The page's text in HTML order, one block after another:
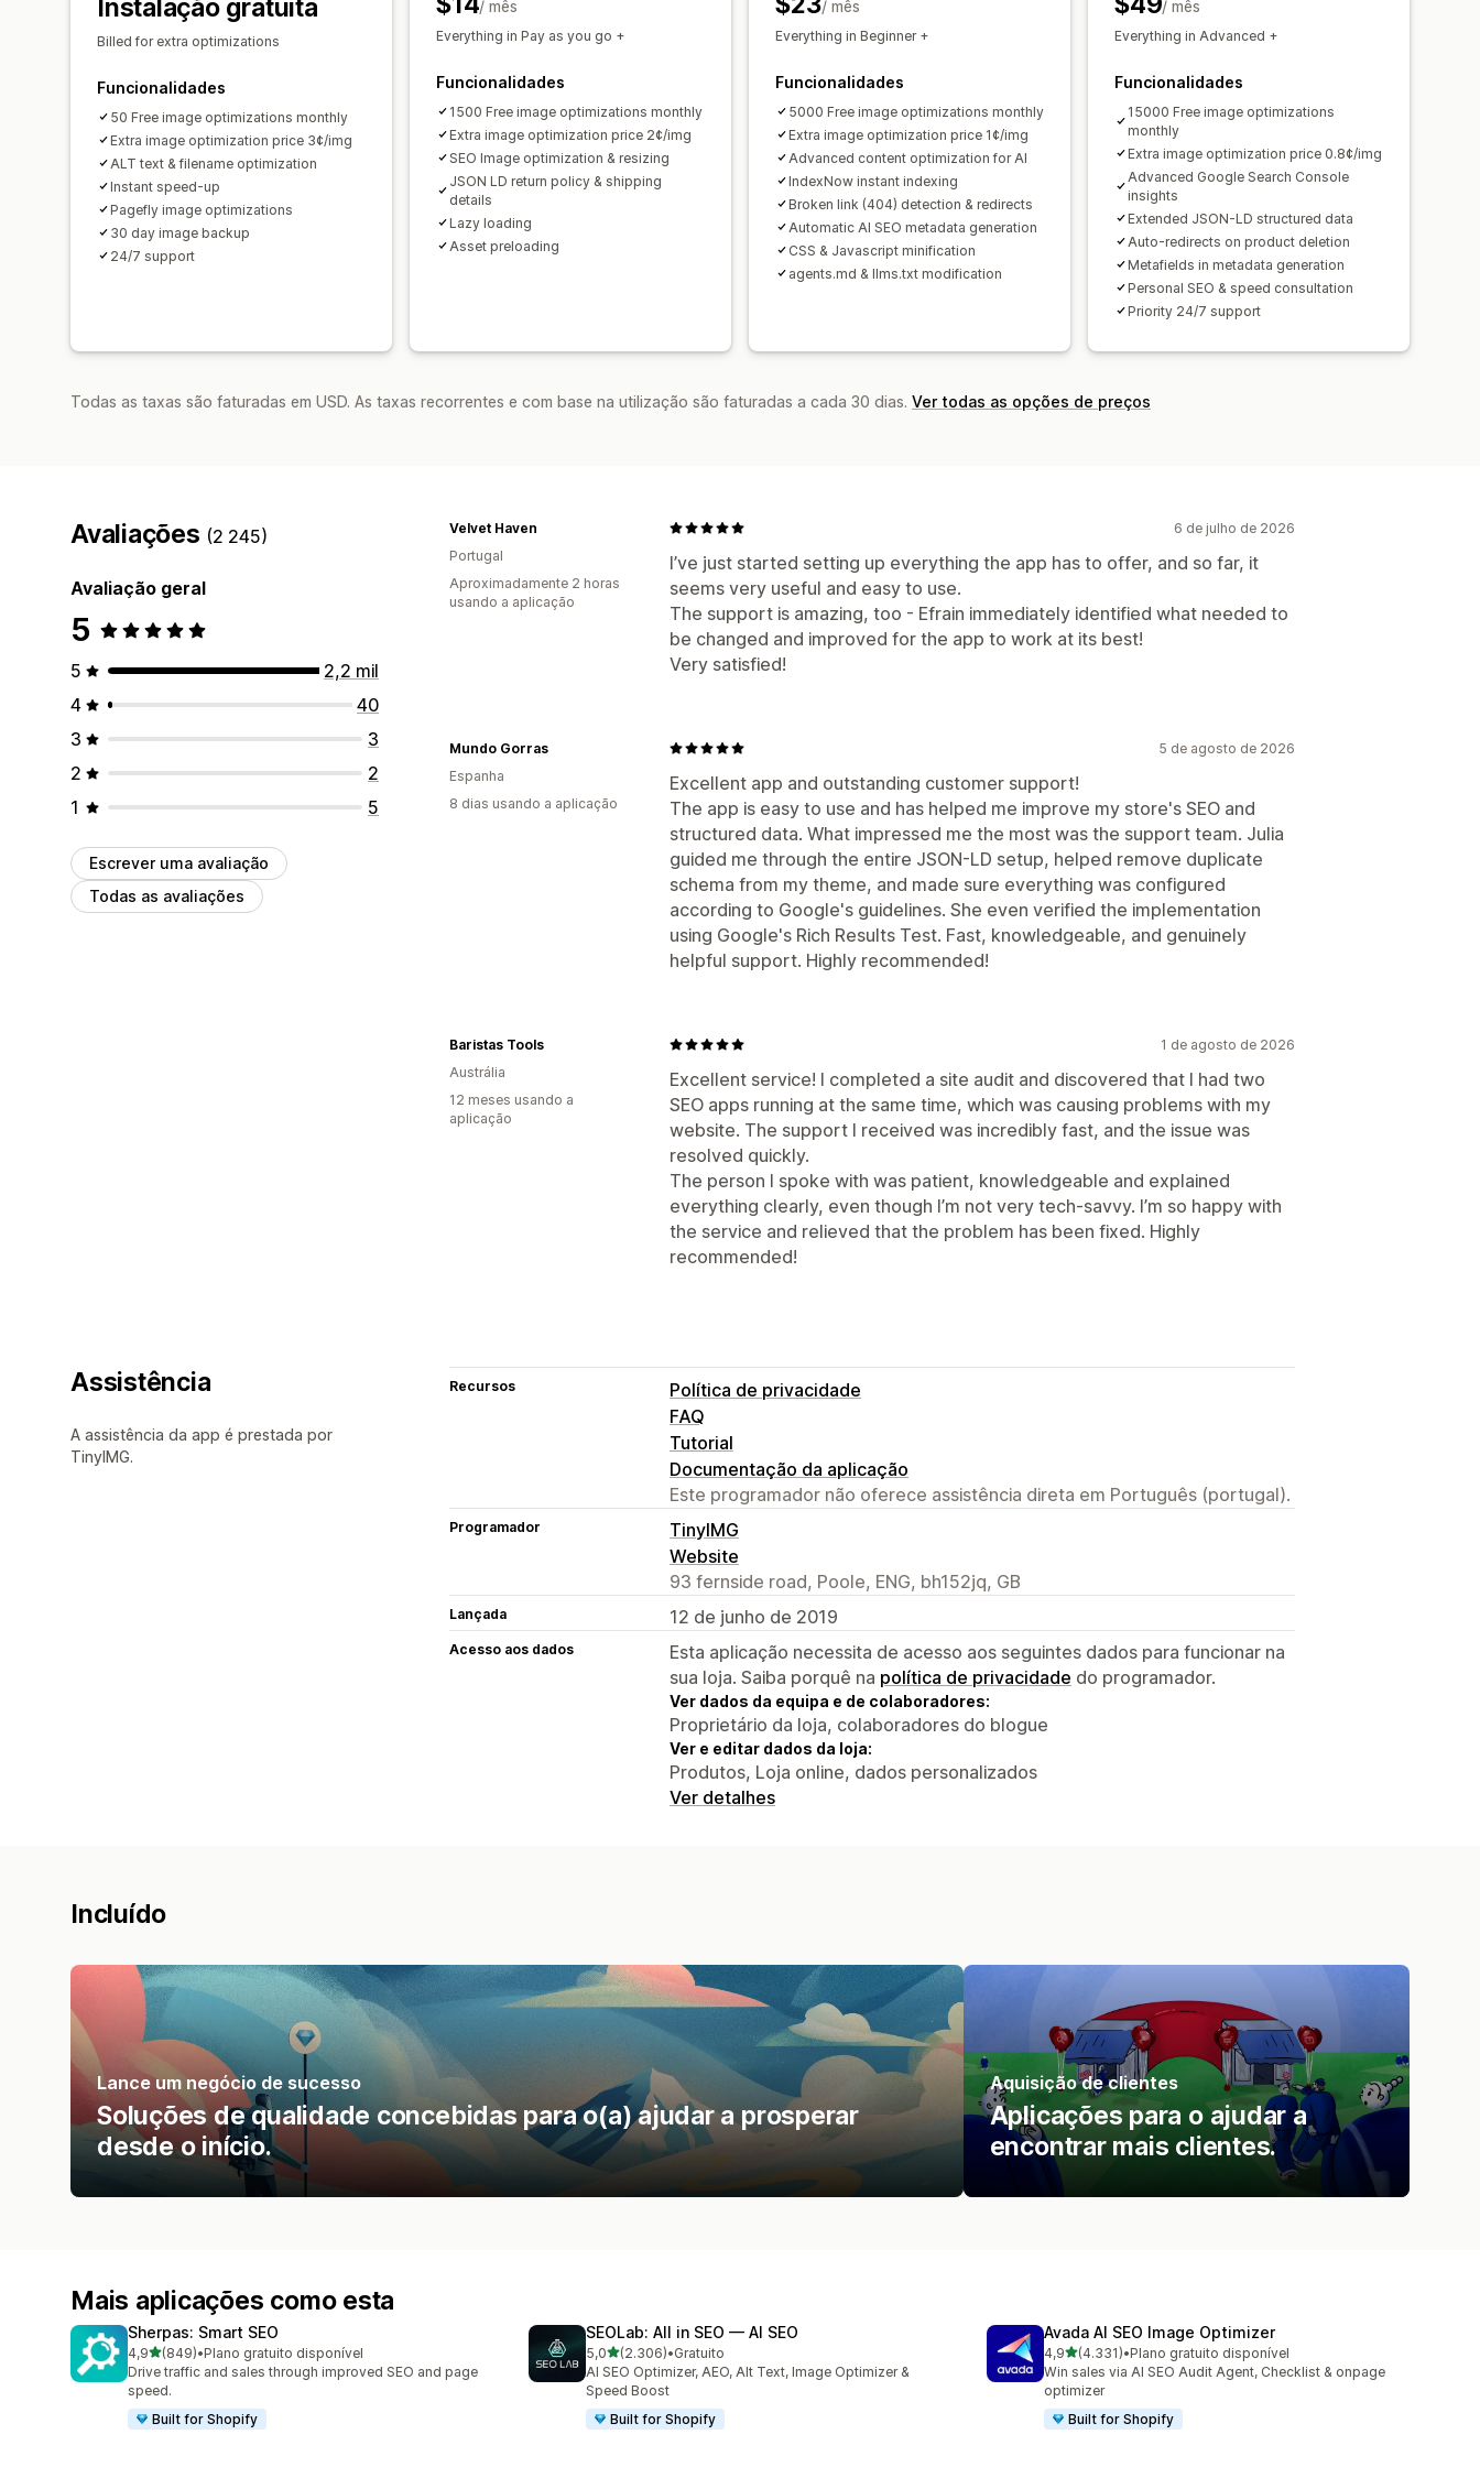
Pontuação SEO Auditorias
Informações e dicas
Análise de dados Análise da concorrência
Análise de palavras-chave
Rastreio da classificação Tráfego de website Testes
Instalação gratuita
Billed for extra optimizations
Funcionalidades
50 Free image optimizations monthly
Extra image optimization price 3¢/img
ALT text & filename optimization
Instant speed-up
Pagefly image optimizations
30 day image backup
24/7 support
/ mês
Everything in Pay as you go +
Funcionalidades
1500 Free image optimizations monthly
Extra image optimization price 2¢/img
SEO Image optimization & resizing
JSON LD return policy & shipping
details
Lazy loading
Asset preloading
/ mês
Everything in Beginner +
Funcionalidades
5000 Free image optimizations monthly
Extra image optimization price 1¢/img
Advanced content optimization for AI
IndexNow instant indexing
Broken link (404) detection & redirects
Automatic AI SEO metadata generation
CSS & Javascript minification
agents.md & llms.txt modification
/ mês
Everything in Advanced +
Funcionalidades
15000 Free image optimizations
monthly
Extra image optimization price 0.8¢/img
Advanced Google Search Console
insights
Extended JSON-LD structured data
Auto-redirects on product deletion
Metafields in metadata generation
Personal SEO & speed consultation
Priority 24/7 support
Todas as taxas são faturadas em USD. As taxas recorrentes e com base na utilização são faturadas a cada 30 dias. Ver todas as opções de preços
Avaliações (2 245)
Avaliação geral
5
5
2,2 mil
4
40
3
3
2
2
1
5
Escrever uma avaliação
Todas as avaliações
6 de julho de 2026
I’ve just started setting up everything the app has to offer, and so far, it
seems very useful and easy to use.
The support is amazing, too - Efrain immediately identified what needed to
be changed and improved for the app to work at its best!
Very satisfied!
Velvet Haven
Portugal
Aproximadamente 2 horas
usando a aplicação
5 de agosto de 2026
Excellent app and outstanding customer support!
The app is easy to use and has helped me improve my store's SEO and
structured data. What impressed me the most was the support team. Julia
guided me through the entire JSON-LD setup, helped remove duplicate
schema from my theme, and made sure everything was configured
according to Google's guidelines. She even verified the implementation
using Google's Rich Results Test. Fast, knowledgeable, and genuinely
helpful support. Highly recommended!
Mundo Gorras
Espanha
8 dias usando a aplicação
1 de agosto de 2026
Excellent service! I completed a site audit and discovered that I had two
SEO apps running at the same time, which was causing problems with my
website. The support I received was incredibly fast, and the issue was
resolved quickly.
The person I spoke with was patient, knowledgeable and explained
everything clearly, even though I’m not very tech-savvy. I’m so happy with
the service and relieved that the problem has been fixed. Highly
recommended!
Baristas Tools
Austrália
12 meses usando a
aplicação
Assistência
A assistência da app é prestada por
TinyIMG.
Recursos
Política de privacidade
FAQ
Tutorial
Documentação da aplicação
Este programador não oferece assistência direta em Português (portugal).
Programador
TinyIMG
Website
93 fernside road, Poole, ENG, bh152jq, GB
Lançada 12 de junho de 2019
Acesso aos dados
Esta aplicação necessita de acesso aos seguintes dados para funcionar na
sua loja. Saiba porquê na política de privacidade do programador.
Ver dados da equipa e de colaboradores:
Proprietário da loja, colaboradores do blogue
Ver e editar dados da loja:
Produtos, Loja online, dados personalizados
Ver detalhes
Incluído
Lance um negócio de sucesso
Soluções de qualidade concebidas para o(a) ajudar a prosperar
desde o início.
Aquisição de clientes
Aplicações para o ajudar a
encontrar mais clientes.
Mais aplicações como esta
Sherpas: Smart SEO
4,9de 5 estrelas
(849)
849 total de avaliações
•Plano gratuito disponível
Drive traffic and sales through improved SEO and page
speed.
Built for Shopify
SEOLab: All in SEO — AI SEO
5,0de 5 estrelas
(2.306)
2306 total de avaliações
•Gratuito
AI SEO Optimizer, AEO, Alt Text, Image Optimizer &
Speed Boost
Built for Shopify
Avada AI SEO Image Optimizer
4,9de 5 estrelas
(4.331)
4331 total de avaliações
•Plano gratuito disponível
Win sales via AI SEO Audit Agent, Checklist & onpage
optimizer
Built for Shopify